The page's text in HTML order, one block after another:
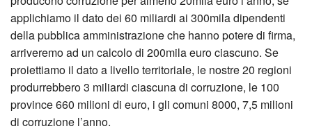
applichiamo il dato dei 60 miliardi ai 300mila dipendenti
della pubblica amministrazione che hanno potere di firma,
arriveremo ad un calcolo di 200mila euro ciascuno. Se
proiettiamo il dato a livello territoriale, le nostre 20 regioni
produrrebbero 3 miliardi ciascuna di corruzione, le 100
province 660 milioni di euro, i gli comuni 8000, 7,5 milioni
di corruzione l’anno.